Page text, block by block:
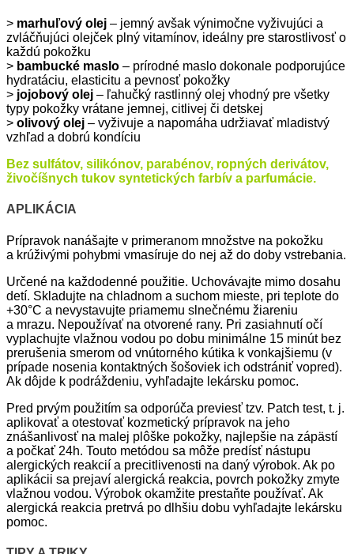
> marhuľový olej – jemný avšak výnimočne vyživujúci a
zvláčňujúci olejček plný vitamínov, ideálny pre starostlivosť o
každú pokožku
> bambucké maslo – prírodné maslo dokonale podporujúce
hydratáciu, elasticitu a pevnosť pokožky
> jojobový olej – ľahučký rastlinný olej vhodný pre všetky
typy pokožky vrátane jemnej, citlivej či detskej
> olivový olej – vyživuje a napomáha udržiavať mladistvý
vzhľad a dobrú kondíciu
Bez sulfátov, silikónov, parabénov, ropných derivátov,
živočíšnych tukov syntetických farbív a parfumácie.
APLIKÁCIA
Prípravok nanášajte v primeranom množstve na pokožku
a krúživými pohybmi vmasíruje do nej až do doby vstrebania.
Určené na každodenné použitie. Uchovávajte mimo dosahu
detí. Skladujte na chladnom a suchom mieste, pri teplote do
+30°C a nevystavujte priamemu slnečnému žiareniu
a mrazu. Nepoužívať na otvorené rany. Pri zasiahnutí očí
vyplachujte vlažnou vodou po dobu minimálne 15 minút bez
prerušenia smerom od vnútorného kútika k vonkajšiemu (v
prípade nosenia kontaktných šošoviek ich odstrániť vopred).
Ak dôjde k podráždeniu, vyhľadajte lekársku pomoc.
Pred prvým použitím sa odporúča previesť tzv. Patch test, t. j.
aplikovať a otestovať kozmetický prípravok na jeho
znášanlivosť na malej plôške pokožky, najlepšie na zápästí
a počkať 24h. Touto metódou sa môže predísť nástupu
alergických reakcií a precitlivenosti na daný výrobok. Ak po
aplikácii sa prejaví alergická reakcia, povrch pokožky zmyte
vlažnou vodou. Výrobok okamžite prestaňte používať. Ak
alergická reakcia pretrvá po dlhšiu dobu vyhľadajte lekársku
pomoc.